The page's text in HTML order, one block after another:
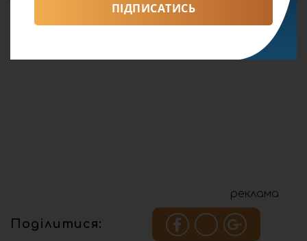
реклама
Поділитися:
ПІДПИСАТИСЬ